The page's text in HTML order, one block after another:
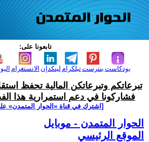
تابعونا على:
الانستغرام لينكدإن تيلكرامبنترست بودكاست
تبرعاتكم وتبرعاتكن المالية تحفظ
فشاركونا في دعم استمرارية هذا
[اشترك في قناة ‫«الحوار المتمدن»
الحوار المتمدن - موبايل
الموقع الرئيسي